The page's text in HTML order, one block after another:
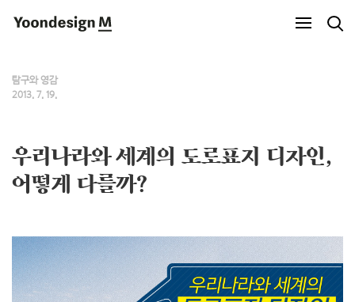
Yoondesign M
탐구와 영감
2013. 7. 19.
우리나라와 세계의 도로표지 디자인,
어떻게 다를까?